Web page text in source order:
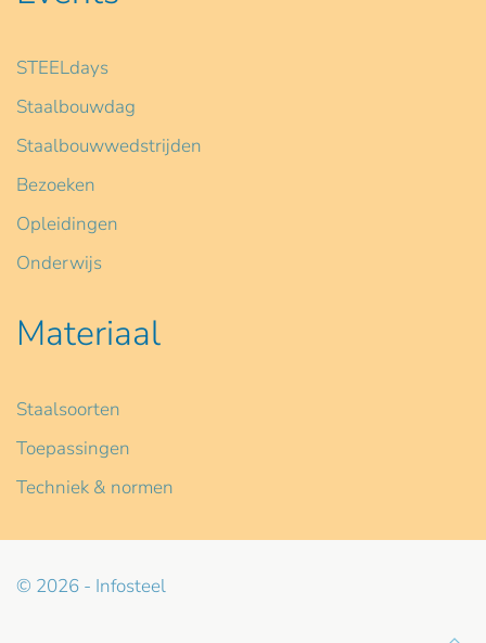
STEELdays
Staalbouwdag
Staalbouwwedstrijden
Bezoeken
Opleidingen
Onderwijs
Materiaal
Staalsoorten
Toepassingen
Techniek & normen
© 2026 - Infosteel